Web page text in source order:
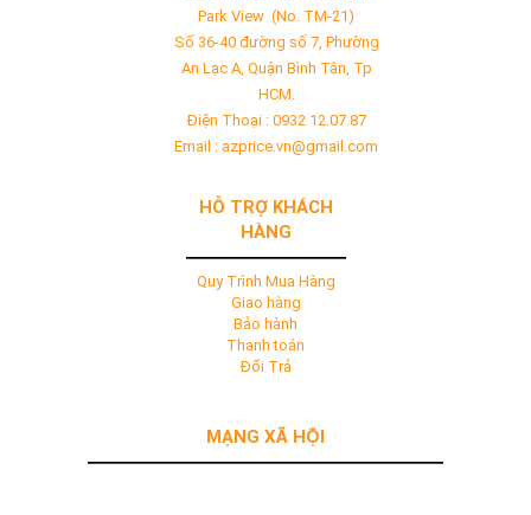
Park View (No. TM-21)
Số 36-40 đường số 7, Phường
An Lạc A, Quận Bình Tân, Tp
HCM.
Điện Thoại : 0932 12.07.87
Email : azprice.vn@gmail.com
HỖ TRỢ KHÁCH
HÀNG
Quy Trình Mua Hàng
Giao hàng
Bảo hành
Thanh toán
Đổi Trả
MẠNG XÃ HỘI